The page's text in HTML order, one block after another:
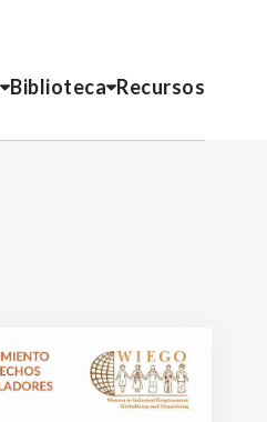
Biblioteca Recursos